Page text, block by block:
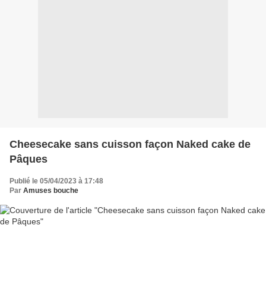
Cheesecake sans cuisson façon Naked cake de
Pâques
Publié le 05/04/2023 à 17:48
Par Amuses bouche